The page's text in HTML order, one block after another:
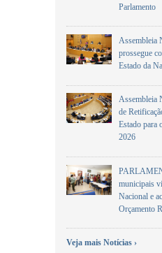
Parlamento
Assembleia
prossegue
Estado da
Assembleia
de
Estado para
2026
municipais
Nacional e
Orçamento
Veja mais Notícias ›